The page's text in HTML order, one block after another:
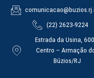
(22) 2623-9224
Estrada da Usina,
Centro – Armação
Búzios/RJ